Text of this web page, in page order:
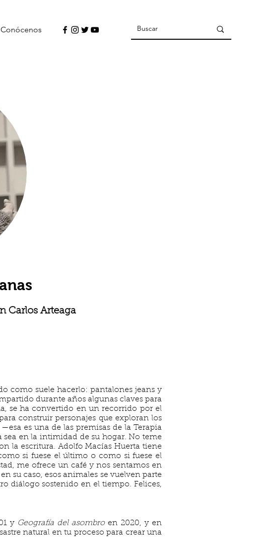
Conócenos
Carlos Arteaga
como suele hacerlo: pantalones jeans y
durante años algunas claves para
se ha convertido en un recorrido por el
construir personajes que exploran los
es una de las premisas de la Terapia
en la intimidad de su hogar. No teme
la escritura. Adolfo Macías Huerta tiene
si fuese el último o como si fuese el
me ofrece un café y nos sentamos en
su caso, esos animales se vuelven parte
diálogo sostenido en el tiempo. Felices,
y Geografía del asombroen 2020, y en
natural en tu proceso para crear una